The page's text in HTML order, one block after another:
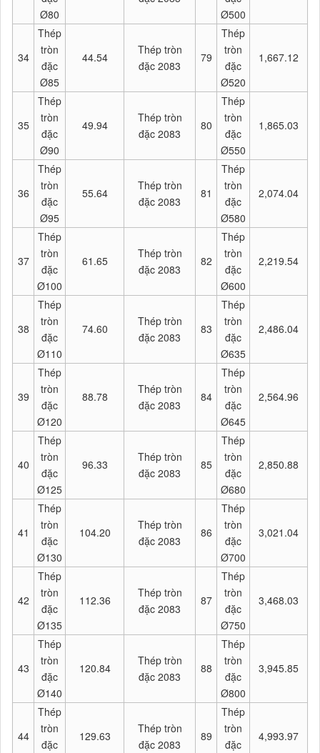
Ø80
Ø500
34
Thép
tròn
đặc
Ø85
44.54
Thép tròn
đặc 2083
79
Thép
tròn
đặc
Ø520
1,667.12
35
Thép
tròn
đặc
Ø90
49.94
Thép tròn
đặc 2083
80
Thép
tròn
đặc
Ø550
1,865.03
36
Thép
tròn
đặc
Ø95
55.64
Thép tròn
đặc 2083
81
Thép
tròn
đặc
Ø580
2,074.04
37
Thép
tròn
đặc
Ø100
61.65
Thép tròn
đặc 2083
82
Thép
tròn
đặc
Ø600
2,219.54
38
Thép
tròn
đặc
Ø110
74.60
Thép tròn
đặc 2083
83
Thép
tròn
đặc
Ø635
2,486.04
39
Thép
tròn
đặc
Ø120
88.78
Thép tròn
đặc 2083
84
Thép
tròn
đặc
Ø645
2,564.96
40
Thép
tròn
đặc
Ø125
96.33
Thép tròn
đặc 2083
85
Thép
tròn
đặc
Ø680
2,850.88
41
Thép
tròn
đặc
Ø130
104.20
Thép tròn
đặc 2083
86
Thép
tròn
đặc
Ø700
3,021.04
42
Thép
tròn
đặc
Ø135
112.36
Thép tròn
đặc 2083
87
Thép
tròn
đặc
Ø750
3,468.03
43
Thép
tròn
đặc
Ø140
120.84
Thép tròn
đặc 2083
88
Thép
tròn
đặc
Ø800
3,945.85
44
Thép
tròn
đặc
129.63
Thép tròn
đặc 2083
89
Thép
tròn
đặc
4,993.97